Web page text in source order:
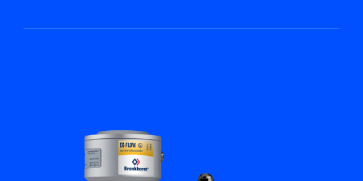
Bronkhorst